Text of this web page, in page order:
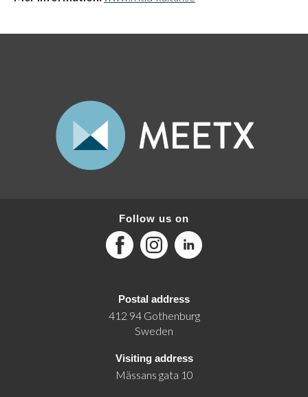
Follow us on
FacebookInstagramLinkedIn
Postal address
412 94 Gothenburg
Sweden
Visiting address
Mässans gata 10